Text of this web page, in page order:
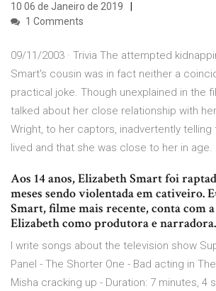
10 06 de Janeiro de 2019
1 Comments
09/11/2003 · Trivia The attempted
Smart's cousin was in fact neither a
practical joke. Though unexplained in the
talked about her close relationship with
Wright, to her captors, inadvertently telling
lived and that she was close to her in age.
Aos 14 anos, Elizabeth Smart foi
meses sendo violentada em cativeiro.
Smart, filme mais recente, conta com
Elizabeth como produtora e narradora.
I write songs about the television show
Panel - The Shorter One - Bad acting in
Misha cracking up - Duration: 7 minutes, 4